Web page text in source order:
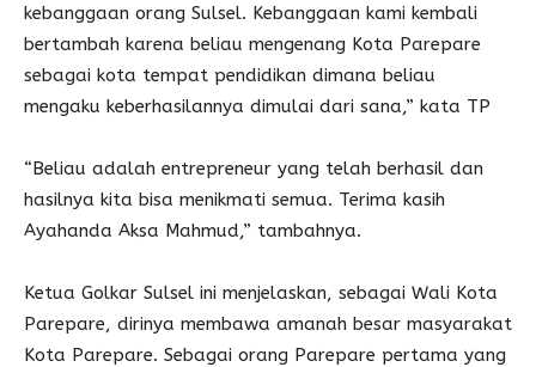
kebanggaan orang Sulsel. Kebanggaan kami kembali
bertambah karena beliau mengenang Kota Parepare
sebagai kota tempat pendidikan dimana beliau
mengaku keberhasilannya dimulai dari sana,” kata TP
“Beliau adalah entrepreneur yang telah berhasil dan
hasilnya kita bisa menikmati semua. Terima kasih
Ayahanda Aksa Mahmud,” tambahnya.
Ketua Golkar Sulsel ini menjelaskan, sebagai Wali Kota
Parepare, dirinya membawa amanah besar masyarakat
Kota Parepare. Sebagai orang Parepare pertama yang